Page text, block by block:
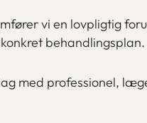
vi en lovpligtig
behandlingsplan.
med professionel,